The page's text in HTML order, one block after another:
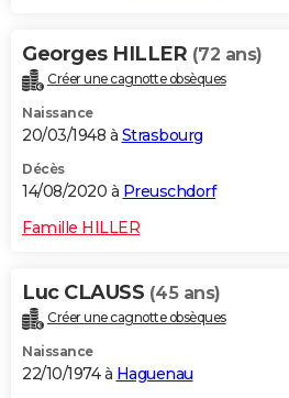
Georges HILLER (72 ans)
Créer une cagnotte obsèques
Naissance
20/03/1948 à Strasbourg
Décès
14/08/2020 à Preuschdorf
Famille HILLER
Luc CLAUSS (45 ans)
Créer une cagnotte obsèques
Naissance
22/10/1974 à Haguenau